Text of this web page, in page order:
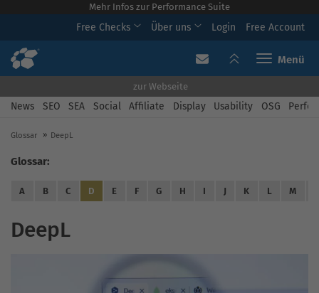
Mehr Infos zur Performance Suite
Free Checks Über uns Login Free Account
Toggle
zur Webseite
News SEO SEA Social Affiliate Display Usability OSG
Glossar DeepL
Glossar:
A B C D E F G H I J K L M
DeepL